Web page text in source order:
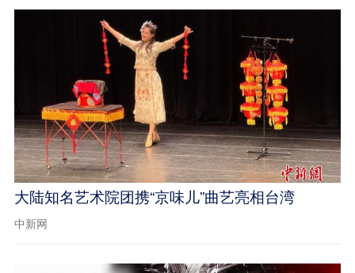
大陆知名艺术院团携“京味儿”曲艺亮相台湾
中新网